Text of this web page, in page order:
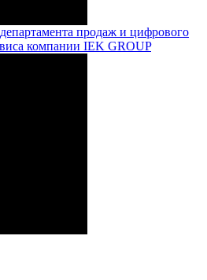
продаж и цифрового
компании IEK GROUP